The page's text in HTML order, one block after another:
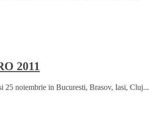
2011
25 noiembrie in Bucuresti, Brasov, Iasi, Cluj...